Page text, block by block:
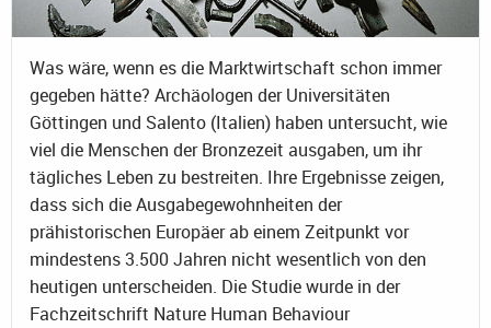
Was wäre, wenn es die Marktwirtschaft schon immer
gegeben hätte? Archäologen der Universitäten
Göttingen und Salento (Italien) haben untersucht, wie
viel die Menschen der Bronzezeit ausgaben, um ihr
tägliches Leben zu bestreiten. Ihre Ergebnisse zeigen,
dass sich die Ausgabegewohnheiten der
prähistorischen Europäer ab einem Zeitpunkt vor
mindestens 3.500 Jahren nicht wesentlich von den
heutigen unterscheiden. Die Studie wurde in der
Fachzeitschrift Nature Human Behaviour